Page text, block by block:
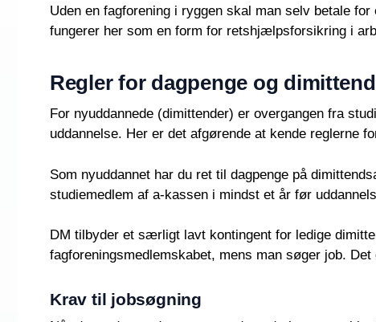
Uden en fagforening i ryggen skal man selv betale
fungerer her som en form for retshjælpsforsikring i
Regler for dagpenge og
For nyuddannede (dimittender) er overgangen fra
uddannelse. Her er det afgørende at kende reglerne
Som nyuddannet har du ret til dagpenge på
studiemedlem af a-kassen i mindst et år før
DM tilbyder et særligt lavt kontingent for ledige
fagforeningsmedlemskabet, mens man søger job.
Krav til jobsøgning